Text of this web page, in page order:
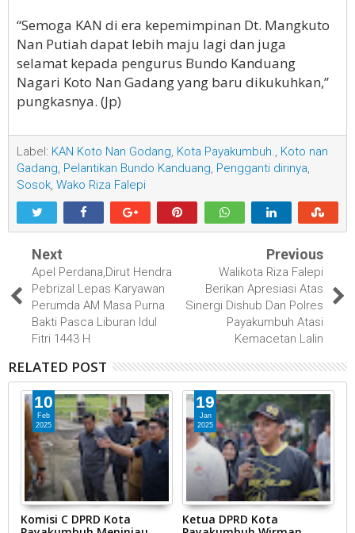
“Semoga KAN di era kepemimpinan Dt. Mangkuto
Nan Putiah dapat lebih maju lagi dan juga
selamat kepada pengurus Bundo Kanduang
Nagari Koto Nan Gadang yang baru dikukuhkan,”
pungkasnya. (Jp)
Label: KAN Koto Nan Godang Kota Payakumbuh.
Koto nan
Gadang Pelantikan Bundo Kanduang Pengganti dirinya
Sosok Wako Riza Falepi
Next
Apel Perdana,Dirut Hendra
Pebrizal Lepas Karyawan
Perumda AM Masa Purna
Bakti Pasca Liburan Idul
Fitri 1443 H
Previous
Walikota Riza Falepi
Berikan Apresiasi Atas
Sinergi Dishub Dan Polres
Payakumbuh Atasi
Kemacetan Lalin
RELATED POST
10
Feb
2025
Komisi C DPRD Kota
19
Jan
2025
Ketua DPRD Kota